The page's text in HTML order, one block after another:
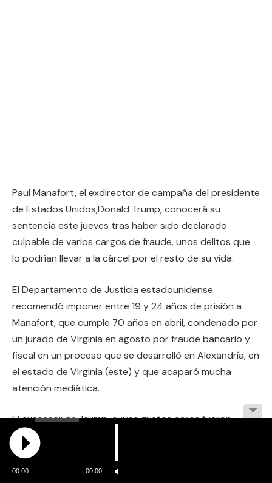
Paul Manafort, el exdirector de campaña del presidente
de Estados Unidos,Donald Trump, conocerá su
sentencia este jueves tras haber sido declarado
culpable de varios cargos de fraude, unos delitos que
lo podrían llevar a la cárcel por el resto de su vida.
El Departamento de Justicia estadounidense
recomendó imponer entre 19 y 24 años de prisión a
Manafort, que cumple 70 años en abril, condenado por
un jurado de Virginia en agosto por fraude bancario y
fiscal en un proceso que se desarrolló en Alexandría, en
el estado de Virginia (este) y que acaparó mucha
atención mediática.
El exasesor de Trump, cuyos gustos caros fueron
desvelados en el juicio -se gastó 15.000 dólares en una
chaqueta de piel de avestruz que hizo marcar con la
«M»-, perdió parte de su esplendor desde su arresto
00:00 00:00